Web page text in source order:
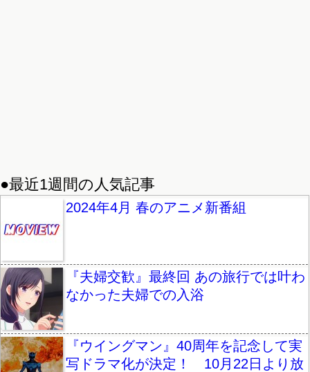
●最近1週間の人気記事
2024年4月 春のアニメ新番組
『夫婦交歓』最終回 あの旅行では叶わ
なかった夫婦での入浴
『ウイングマン』40周年を記念して実
写ドラマ化が決定！ 10月22日より放